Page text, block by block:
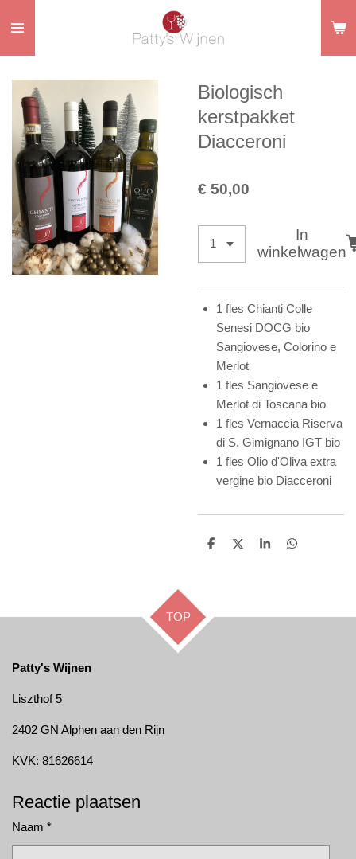
direct
naar
hoofdinhoud
Biologisch
kerstpakket
Diacceroni
€ 50,00
In
winkelwagen
1 fles Chianti Colle
Senesi DOCG bio
Sangiovese, Colorino e
Merlot
1 fles Sangiovese e
Merlot di Toscana bio
1 fles Vernaccia Riserva
di S. Gimignano IGT bio
1 fles Olio d'Oliva extra
vergine bio Diacceroni
D
D
S
D
TOP
Patty's Wijnen
Liszthof 5
2402 GN Alphen aan den Rijn
KVK: 81626614
Reactie plaatsen
Naam *